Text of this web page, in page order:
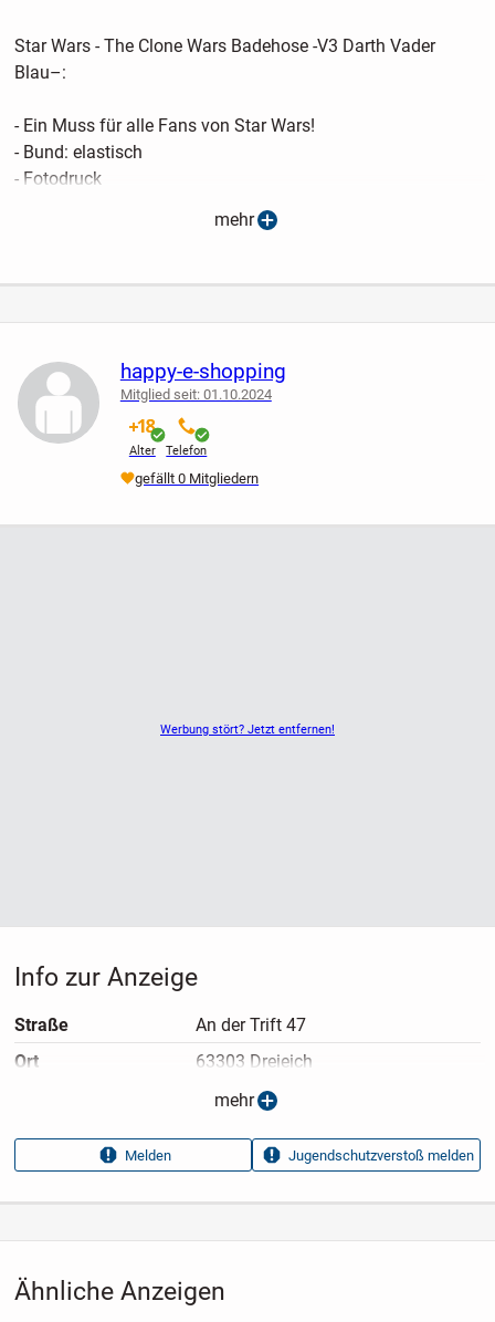
Star Wars - The Clone Wars Badehose -V3 Darth Vader
Blau–:
- Ein Muss für alle Fans von Star Wars!
- Bund: elastisch
- Fotodruck
- pflegeleicht und schnell trocknend durch 100 % Polyester
116, 128
Versandhinweis:
Bei Versand kommen die Versandkosten in Höhe von 3,50
mehr
Werbung stört? Jetzt entfernen!
Ähnliche Anzeigen
happy-e-shopping
Mitglied seit: 01.10.2024
Alter
verifiziert
Telefon
verifiziert
gefällt 0 Mitgliedern
Info zur Anzeige
Straße
An der Trift 47
Ort
63303 Dreieich
Nummer anzeigen
Anzeigen­typ
Privatangebot
Anzeigen­datum
22.07.2026
Anzeigen­kennung
28b17c46
Aufrufe dieser
Anzeige
mehr
Melden Jugendschutzverstoß melden